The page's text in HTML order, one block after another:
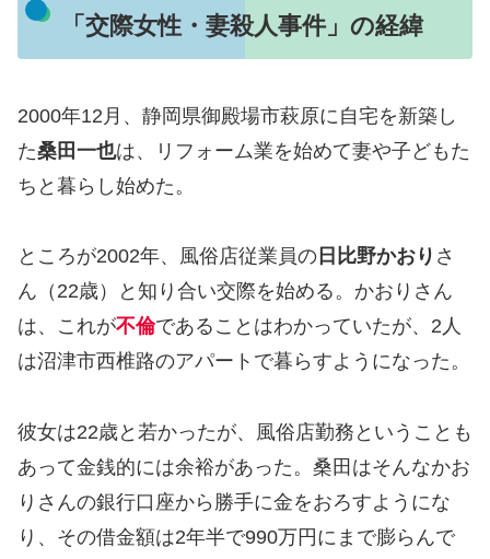
「交際女性・妻殺人事件」の経緯
2000年12月、静岡県御殿場市萩原に自宅を新築し
た桑田一也は、リフォーム業を始めて妻や子どもた
ちと暮らし始めた。
ところが2002年、風俗店従業員の 日比野かおり さ
ん（22歳）と知り合い交際を始める。かおりさん
は、これが不倫であることはわかっていたが、2人
は沼津市西椎路のアパートで暮らすようになった。
彼女は22歳と若かったが、風俗店勤務ということも
あって金銭的には余裕があった。桑田はそんなかお
りさんの銀行口座から勝手に金をおろすようにな
り、その借金額は2年半で990万円にまで膨らんで